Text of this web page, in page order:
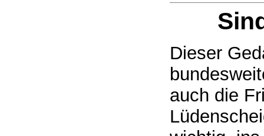
Dieser
auch die